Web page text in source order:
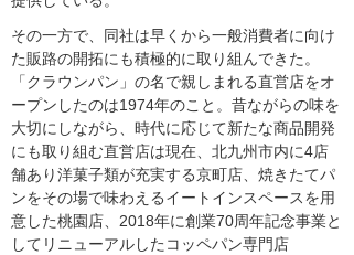
その一方で、同社は早くから一般消費者に向け
た販路の開拓にも積極的に取り組んできた。
「クラウンパン」の名で親しまれる直営店をオ
ープンしたのは1974年のこと。昔ながらの味を
大切にしながら、時代に応じて新たな商品開発
にも取り組む直営店は現在、北九州市内に4店
舗あり洋菓子類が充実する京町店、焼きたてパ
ンをその場で味わえるイートインスペースを用
意した桃園店、2018年に創業70周年記念事業と
してリニューアルしたコッペパン専門店